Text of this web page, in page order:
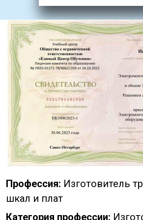
Профессия: Изготовитель
шкал и плат
Категория профессии: